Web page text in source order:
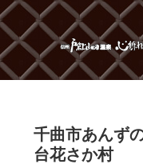
千曲市あんず
台花さか村